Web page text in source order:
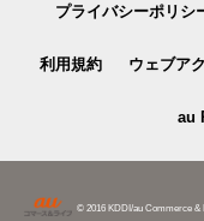
プライバシーポリシ
利用規約 ウェブア
au
© 2016 KDDI/au Commerce &